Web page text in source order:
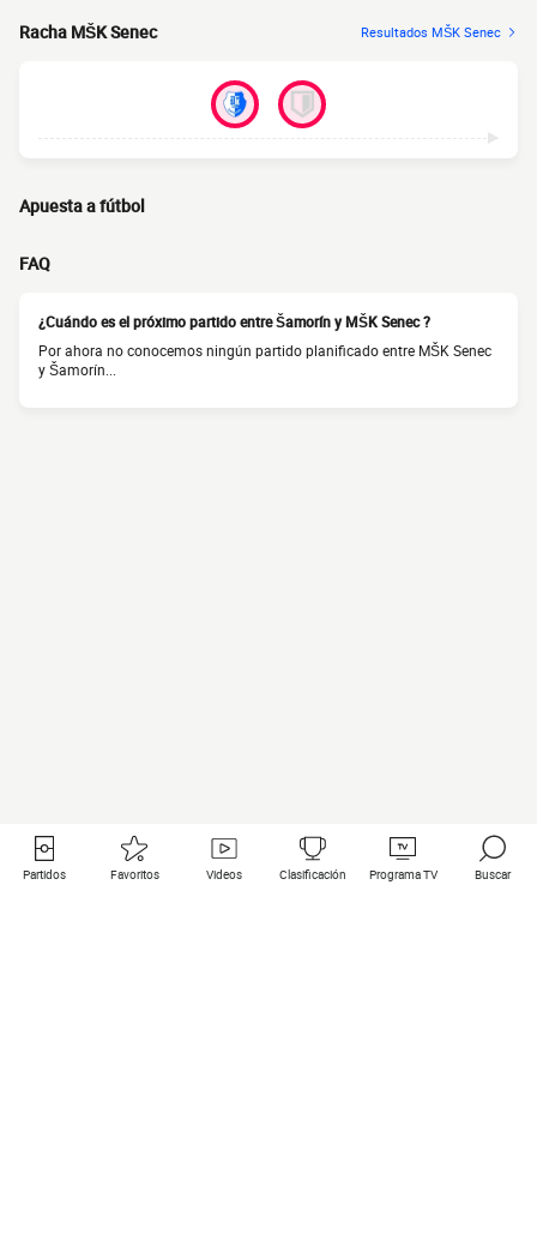
Racha MŠK Senec Resultados MŠK Senec
Apuesta a fútbol
FAQ
¿Cuándo es el próximo partido entre Šamorín y MŠK Senec ?
Por ahora no conocemos ningún partido planificado entre MŠK Senec
y Šamorín...
Partidos Favoritos Videos Clasificación Programa TV Buscar